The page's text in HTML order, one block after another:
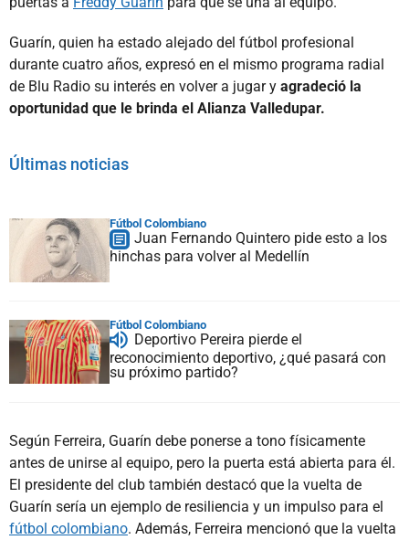
Guarín, quien ha estado alejado del fútbol profesional
durante cuatro años, expresó en el mismo programa radial
de Blu Radio su interés en volver a jugar y agradeció la
oportunidad que le brinda el Alianza Valledupar.
Últimas noticias
Fútbol Colombiano
Juan Fernando Quintero pide esto a los
hinchas para volver al Medellín
Fútbol Colombiano
Deportivo Pereira pierde el
reconocimiento deportivo, ¿qué pasará con
su próximo partido?
Según Ferreira, Guarín debe ponerse a tono físicamente
antes de unirse al equipo, pero la puerta está abierta para él.
El presidente del club también destacó que la vuelta de
Guarín sería un ejemplo de resiliencia y un impulso para el
fútbol colombiano. Además, Ferreira mencionó que la vuelta